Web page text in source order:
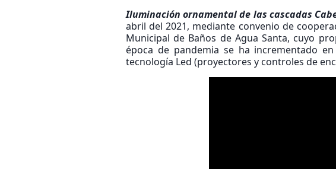
Iluminación ornamental de las cascadas
abril del 2021, mediante convenio de
Municipal de Baños de Agua Santa, cuyo
época de pandemia se ha incrementado
tecnología Led (proyectores y controles de